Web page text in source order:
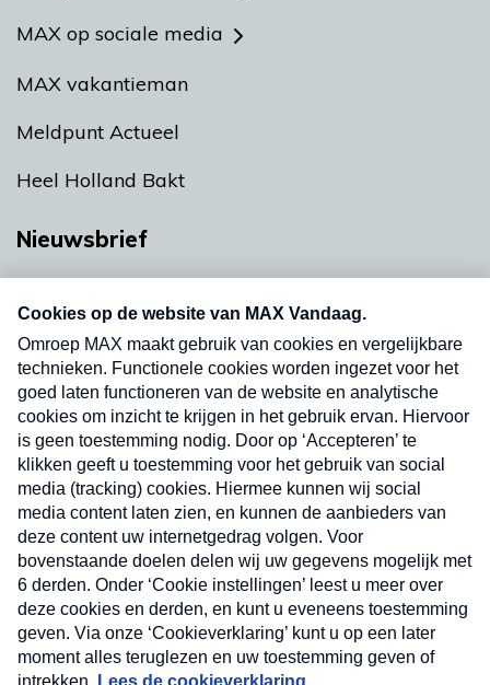
MAX op sociale media
MAX vakantieman
Meldpunt Actueel
Heel Holland Bakt
Nieuwsbrief
Neem hier een gratis abonnement op onze
nieuwsbrief. Elke vrijdag- en dinsdagochtend in
uw mailbox.
Verzend
Nieuwsbrief
Neem hier een gratis abonnement op onze
nieuwsbrief. Elke vrijdag- en dinsdagochtend in uw